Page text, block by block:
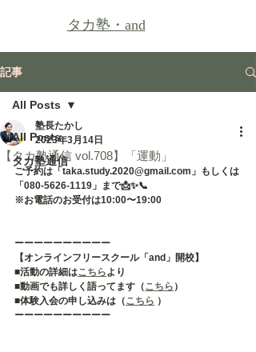
タカ塾・and
記事
All Posts
タカ塾通信
All Posts
【タカ塾通信 vol.708】「運動」
塾長たかし
2023年3月14日
ご予約は「taka.study.2020@gmail.com」もしくは
「080-5626-1119」まで📩✨📞
※お電話のお受付は10:00〜19:00
ーーーーーーーーーー
【オンラインフリースクール「and」開校】
■活動の詳細はこちらより
■動画でも詳しく語ってます（こちら ）
■体験入会の申し込みは（こちら ）
ーーーーーーーーーー